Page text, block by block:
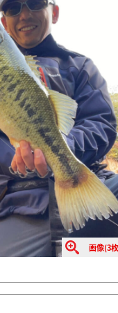
画像(3